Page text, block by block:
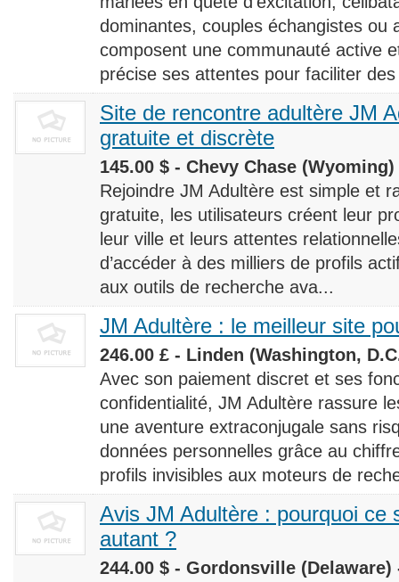
dominantes, couples échangistes ou
composent une communauté active
précise ses attentes pour faciliter
Site de rencontre adultère JM
gratuite et discrète
145.00 $ - Chevy Chase (Wyoming)
Rejoindre JM Adultère est simple et
gratuite, les utilisateurs créent leur
leur ville et leurs attentes
d’accéder à des milliers de profils
aux outils de recherche ava...
JM Adultère : le meilleur site
246.00 £ - Linden (Washington,
Avec son paiement discret et ses
confidentialité, JM Adultère rassure
une aventure extraconjugale sans
données personnelles grâce au
profils invisibles aux moteurs de
Avis JM Adultère : pourquoi ce
autant ?
244.00 $ - Gordonsville (Delaware)